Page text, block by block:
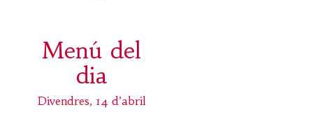
Menú del
dia
Divendres, 14 d’abril